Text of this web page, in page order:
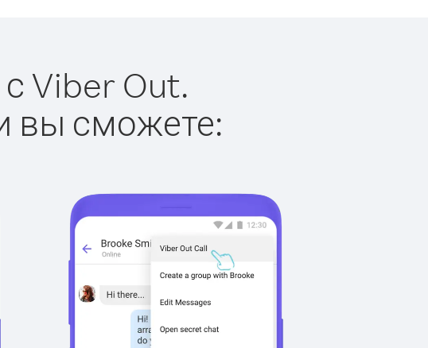
Viber Out.
вы сможете: